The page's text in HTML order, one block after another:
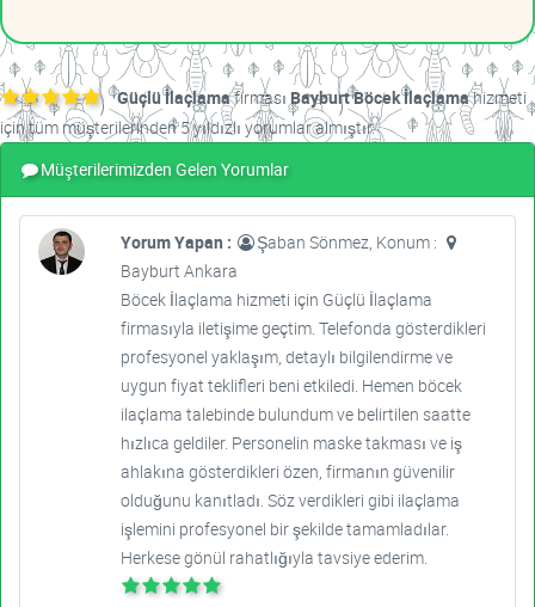
Güçlü İlaçlamafirması Bayburt Böcek İlaçlamahizmeti
için tüm müşterilerinden 5 yıldızlı yorumlar almıştır.
Müşterilerimizden Gelen Yorumlar
Yorum Yapan :
Şaban Sönmez, Konum :
Bayburt Ankara
Böcek İlaçlama hizmeti için Güçlü İlaçlama
firmasıyla iletişime geçtim. Telefonda gösterdikleri
profesyonel yaklaşım, detaylı bilgilendirme ve
uygun fiyat teklifleri beni etkiledi. Hemen böcek
ilaçlama talebinde bulundum ve belirtilen saatte
hızlıca geldiler. Personelin maske takması ve iş
ahlakına gösterdikleri özen, firmanın güvenilir
olduğunu kanıtladı. Söz verdikleri gibi ilaçlama
işlemini profesyonel bir şekilde tamamladılar.
Herkese gönül rahatlığıyla tavsiye ederim.